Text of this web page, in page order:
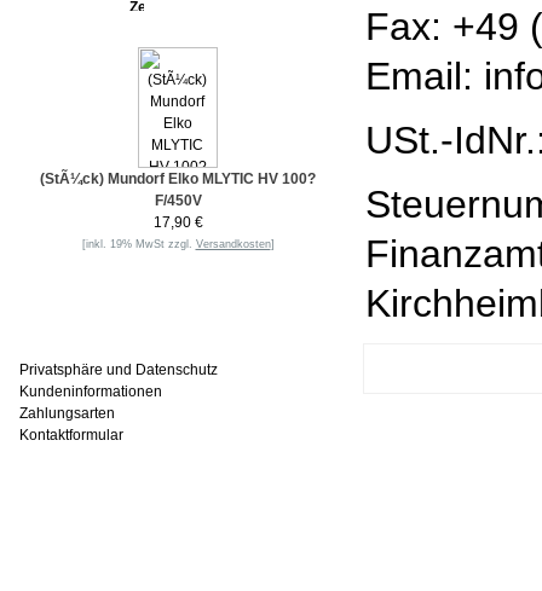
(StÃ¼ck) Mundorf Elko MLYTIC HV 100?
F/450V
17,90 €
[inkl. 19% MwSt zzgl. Versandkosten]
Privatsphäre und Datenschutz
Kundeninformationen
Zahlungsarten
Kontaktformular
Fax: +49
Email:
USt.-